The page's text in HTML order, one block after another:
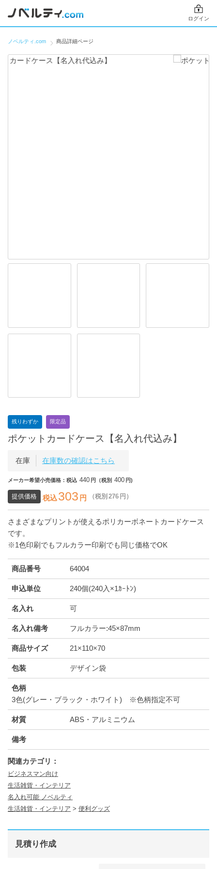
ログイン
ノベルティ.com 商品詳細ページ
残りわずか 限定品
ポケットカードケース【名入れ代込み】
在庫 在庫数の確認はこちら
メーカー希望小売価格：税込 440 円（税別 400 円)
提供価格 税込303 円 （税別 276 円）
さまざまなプリントが使えるポリカーボネートカードケース
です。
※1色印刷でもフルカラー印刷でも同じ価格でOK
商品番号 64004
申込単位 240個(240入×1ｶｰﾄﾝ)
名入れ 可
名入れ備考 フルカラー:45×87mm
商品サイズ 21×110×70
包装 デザイン袋
色柄
3色(グレー・ブラック・ホワイト) ※色柄指定不可
材質 ABS・アルミニウム
備考
関連カテゴリ：
ビジネスマン向け
生活雑貨・インテリア
名入れ可能 ノベルティ
生活雑貨・インテリア > 便利グッズ
見積り作成